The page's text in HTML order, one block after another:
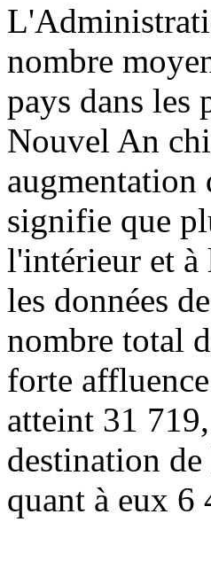
nombre
pays dans les
Nouvel An
augmentation
signifie que
l'intérieur et à
les données
nombre total
forte
atteint 31
destination
quant à eux 6